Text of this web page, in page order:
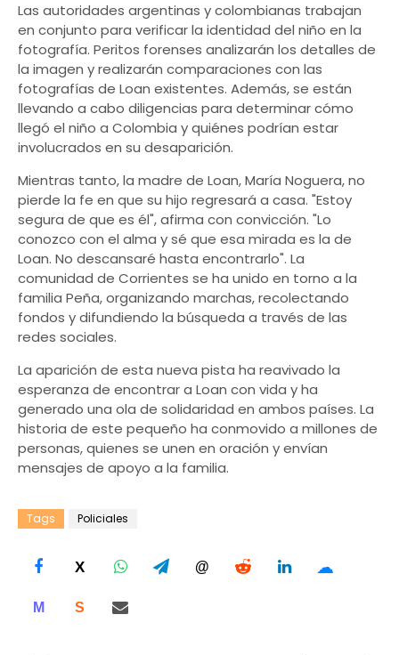
Las autoridades argentinas y colombianas trabajan
en conjunto para verificar la identidad del niño en la
fotografía. Peritos forenses analizarán los detalles de
la imagen y realizarán comparaciones con las
fotografías de Loan existentes. Además, se están
llevando a cabo diligencias para determinar cómo
llegó el niño a Colombia y quiénes podrían estar
involucrados en su desaparición.
Mientras tanto, la madre de Loan, María Noguera, no
pierde la fe en que su hijo regresará a casa. "Estoy
segura de que es él", afirma con convicción. "Lo
conozco con el alma y sé que esa mirada es la de
Loan. No descansaré hasta encontrarlo". La
comunidad de Corrientes se ha unido en torno a la
familia Peña, organizando marchas, recolectando
fondos y difundiendo la búsqueda a través de las
redes sociales.
La aparición de esta nueva pista ha reavivado la
esperanza de encontrar a Loan con vida y ha
generado una ola de solidaridad en ambos países. La
historia de este pequeño ha conmovido a millones de
personas, quienes se unen en oración y envían
mensajes de apoyo a la familia.
Tags Policiales
X @ ☁
M S